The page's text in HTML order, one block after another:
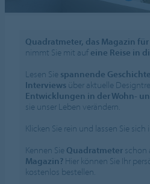
Quadratmeter, das Magazin
nimmt Sie mit auf eine Reise in
Lesen Sie spannende
Interviews über aktuelle
Entwicklungen in der Wohn-
sie unser Leben verändern.
Klicken Sie rein und lassen Sie sich
Kennen Sie Quadratmeter schon
Magazin? Hier können Sie Ihr
kostenlos bestellen.